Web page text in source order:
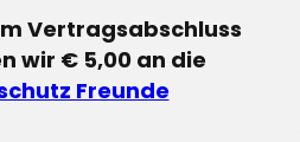
Vertragsabschluss
wir € 5,00 an die
Freunde